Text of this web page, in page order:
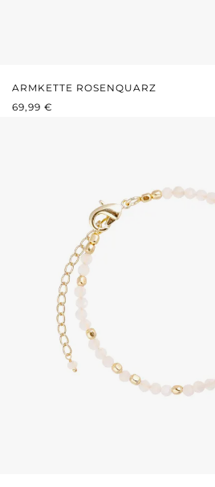
ARMKETTE ROSENQUARZ
REGULÄRER PREIS:
69,99 €